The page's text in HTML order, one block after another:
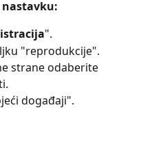
".
"reprodukcije".
strane odaberite
događaji".